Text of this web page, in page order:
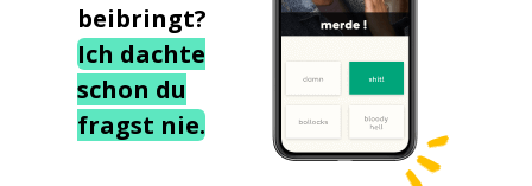
beibringt?
Ich dachte
schon du
fragst nie.